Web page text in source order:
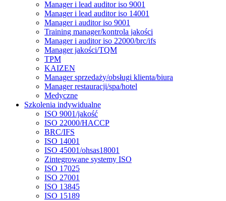
Manager i lead auditor iso 9001
Manager i lead auditor iso 14001
Manager i auditor iso 9001
Training manager/kontrola jakości
Manager i auditor iso 22000/brc/ifs
Manager jakości/TQM
TPM
KAIZEN
Manager sprzedaży/obsługi klienta/biura
Manager restauracji/spa/hotel
Medyczne
Szkolenia indywidualne
ISO 9001/jakość
ISO 22000/HACCP
BRC/IFS
ISO 14001
ISO 45001/ohsas18001
Zintegrowane systemy ISO
ISO 17025
ISO 27001
ISO 13845
ISO 15189